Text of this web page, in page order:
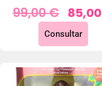
99,00€ 85,00
Consultar